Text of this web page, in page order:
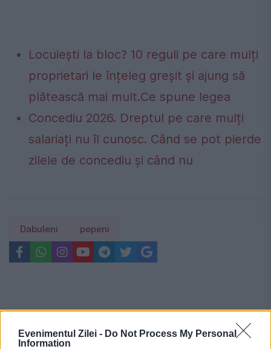
Evenimentul Zilei - Do Not Process My Personal
Information
Locuiești la bloc? 10 reguli pe care mulți
proprietari le înțeleg greșit și ajung să
plătească mai mult.Ce spune legea
Concediu 2026. Dreptul pe care mulți
salariați nu îl cunosc. Când se pot pierde
zilele de concediu și când nu
Dabuleni pepeni